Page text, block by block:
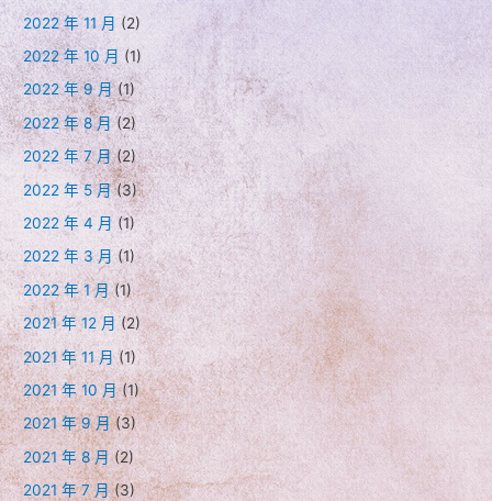
2022 年 11 月 (2)
2022 年 10 月 (1)
2022 年 9 月(1)
2022 年 8 月(2)
2022 年 7 月(2)
2022 年 5 月(3)
2022 年 4 月 (1)
2022 年 3 月 (1)
2022 年 1 月(1)
2021 年 12 月 (2)
2021 年 11 月(1)
2021 年 10 月(1)
2021 年 9 月(3)
2021 年 8 月(2)
2021 年 7 月(3)